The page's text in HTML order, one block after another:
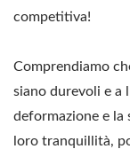
competitiva!
Comprendiamo
siano durevoli e a
deformazione e
loro tranquillità,